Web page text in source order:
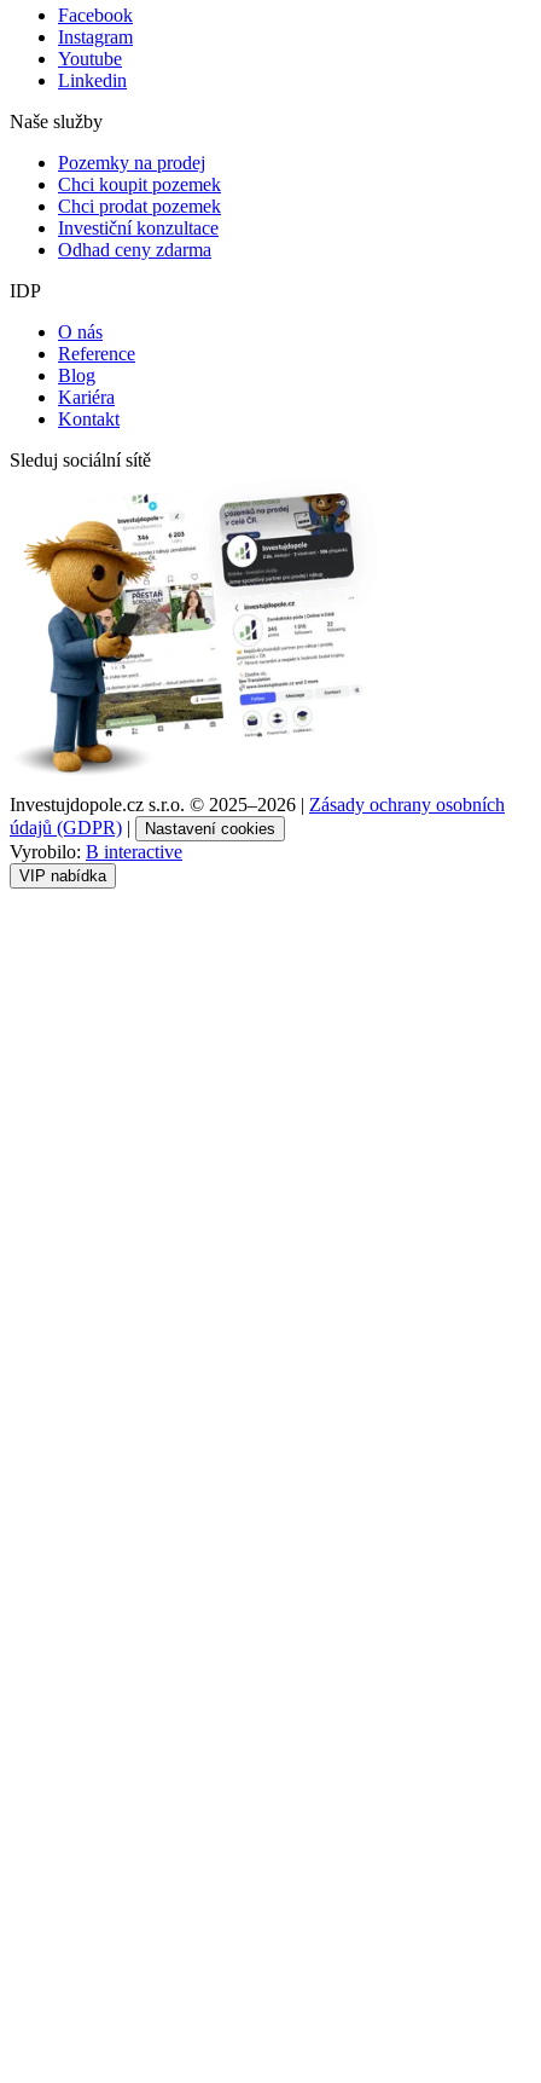
Facebook
Instagram
Youtube
Linkedin
Naše služby
Pozemky na prodej
Chci koupit pozemek
Chci prodat pozemek
Investiční konzultace
Odhad ceny zdarma
IDP
O nás
Reference
Blog
Kariéra
Kontakt
Sleduj sociální sítě
Investujdopole.cz s.r.o. © 2025–2026 | Zásady ochrany osobních
údajů (GDPR) | Nastavení cookies
Vyrobilo: B interactive
VIP nabídka